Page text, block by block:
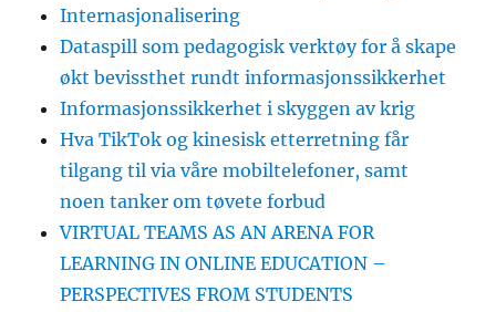
Internasjonalisering
Dataspill som pedagogisk verktøy for å skape
økt bevissthet rundt informasjonssikkerhet
Informasjonssikkerhet i skyggen av krig
Hva TikTok og kinesisk etterretning får
tilgang til via våre mobiltelefoner, samt
noen tanker om tøvete forbud
VIRTUAL TEAMS AS AN ARENA FOR
LEARNING IN ONLINE EDUCATION –
PERSPECTIVES FROM STUDENTS